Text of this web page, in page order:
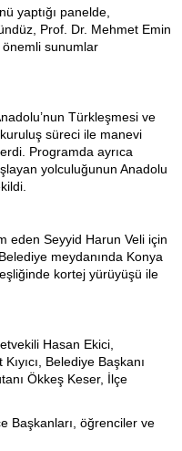
yaptığı panelde,
Prof. Dr. Mehmet Emin
sunumlar
Türkleşmesi ve
süreci ile manevi
Programda ayrıca
yolculuğunun Anadolu
eden Seyyid Harun Veli için
meydanında Konya
kortej yürüyüşü ile
Hasan Ekici,
Belediye Başkanı
Ökkeş Keser, İlçe
Başkanları, öğrenciler ve